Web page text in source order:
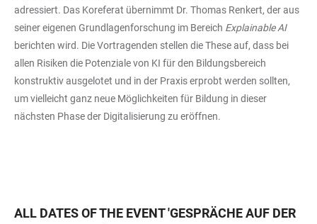
adressiert. Das Koreferat übernimmt Dr. Thomas Renkert, der aus
seiner eigenen Grundlagenforschung im Bereich Explainable AI
berichten wird. Die Vortragenden stellen die These auf, dass bei
allen Risiken die Potenziale von KI für den Bildungsbereich
konstruktiv ausgelotet und in der Praxis erprobt werden sollten,
um vielleicht ganz neue Möglichkeiten für Bildung in dieser
nächsten Phase der Digitalisierung zu eröffnen.
ALL DATES OF THE EVENT'GESPRÄCHE AUF DER